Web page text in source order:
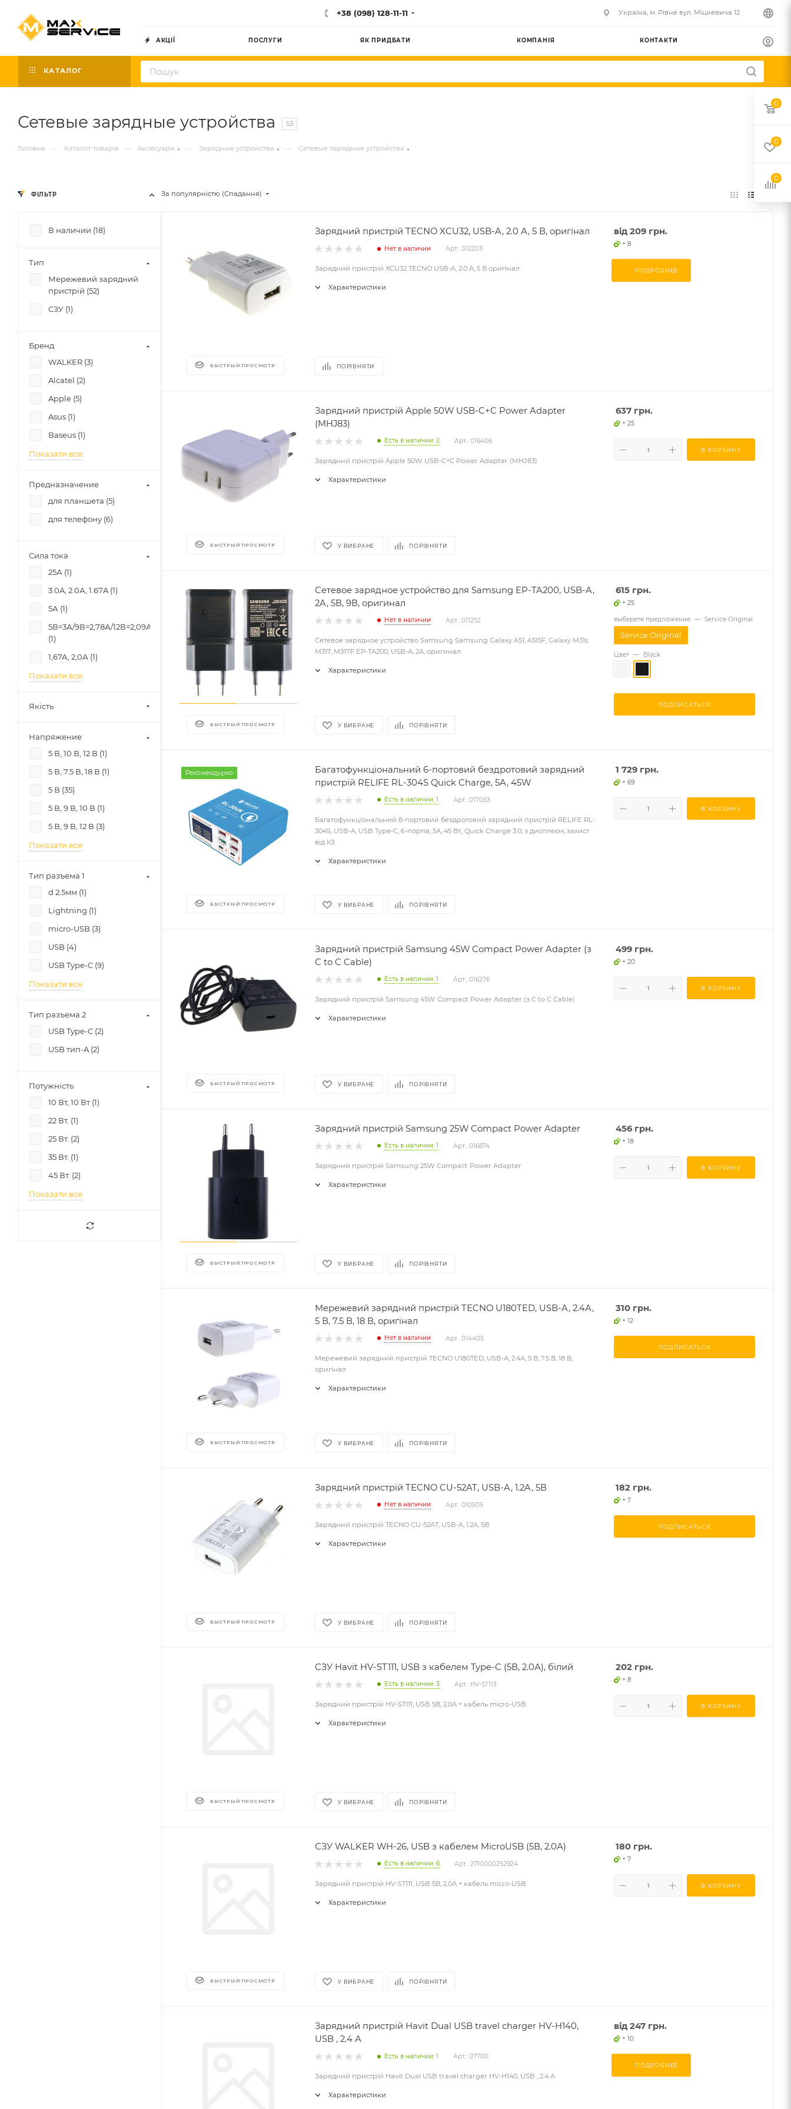
+38 (098) 128-11-11 Українa, м. Рівне вул. Міцкевича 12
АКЦІЇ ПОСЛУГИ ЯК ПРИДБАТИ КОМПАНІЯ КОНТАКТИ
КАТАЛОГ
Сетевые зарядные устройства 53
Головна — Каталог товарів — Аксесуари — Зарядные устройства — Сетевые зарядные устройства
За популярністю (Спадання)
БЫСТРЫЙ ПРОСМОТР
Зарядний пристрій TECNO XCU32, USB-A, 2.0 А, 5 В, оригінал
Нет в наличии Арт.: 012203
Зарядний пристрій XCU32 TECNO USB-A, 2.0 А, 5 В оригінал
Характеристики
ПОРІВНЯТИ
від 209 грн.
+ 8
ПОДРОБНЕЕ
БЫСТРЫЙ ПРОСМОТР
Зарядний пристрій Apple 50W USB-C+C Power Adapter
(MHJ83)
Есть в наличии: 2 Арт.: 016406
Зарядний пристрій Apple 50W USB-C+C Power Adapter (MHJ83)
Характеристики
У ВИБРАНЕ ПОРІВНЯТИ
637 грн.
+ 25
В КОРЗИНУ
БЫСТРЫЙ ПРОСМОТР
Сетевое зарядное устройство для Samsung EP-TA200, USB-A,
2A, 5В, 9В, оригинал
Нет в наличии Арт.: 011252
Сетевое зарядное устройство Samsung Samsung Galaxy A51, A515F, Galaxy M31s
M317, M317F EP-TA200, USB-A, 2A, оригинал
Характеристики
У ВИБРАНЕ ПОРІВНЯТИ
615 грн.
+ 25
выберете предложение — Service Original
Service Original
Цвет — Black
ПОДПИСАТЬСЯ
Рекомендуємо
БЫСТРЫЙ ПРОСМОТР
Багатофункціональний 6-портовий бездротовий зарядний
пристрій RELIFE RL-304S Quick Charge, 5A, 45W
Есть в наличии: 1 Арт.: 017063
Багатофункціональний 8-портовий бездротовий зарядний пристрій RELIFE RL-
304S, USB-A, USB Type-C, 6-портів, 5А, 45 Вт., Quick Charge 3.0, з дисплеєм, захист
від КЗ
Характеристики
У ВИБРАНЕ ПОРІВНЯТИ
1 729 грн.
+ 69
В КОРЗИНУ
БЫСТРЫЙ ПРОСМОТР
Зарядний пристрій Samsung 45W Compact Power Adapter (з
C to C Cable)
Есть в наличии: 1 Арт.: 016276
Зарядний пристрій Samsung 45W Compact Power Adapter (з C to C Cable)
Характеристики
У ВИБРАНЕ ПОРІВНЯТИ
499 грн.
+ 20
В КОРЗИНУ
БЫСТРЫЙ ПРОСМОТР
Зарядний пристрій Samsung 25W Compact Power Adapter
Есть в наличии: 1 Арт.: 016674
Зарядний пристрій Samsung 25W Compact Power Adapter
Характеристики
У ВИБРАНЕ ПОРІВНЯТИ
456 грн.
+ 18
В КОРЗИНУ
БЫСТРЫЙ ПРОСМОТР
Мережевий зарядний пристрій TECNO U180TED, USB-A, 2.4А,
5 В, 7.5 В, 18 В, оригінал
Нет в наличии Арт.: 014405
Мережевий зарядний пристрій TECNO U180TED, USB-A, 2.4А, 5 В, 7.5 В, 18 В,
оригінал
Характеристики
У ВИБРАНЕ ПОРІВНЯТИ
310 грн.
+ 12
ПОДПИСАТЬСЯ
БЫСТРЫЙ ПРОСМОТР
Зарядний пристрій TECNO CU-52AT, USB-A, 1.2A, 5В
Нет в наличии Арт.: 010505
Зарядний пристрій TECNO CU-52AT, USB-A, 1.2A, 5В
Характеристики
У ВИБРАНЕ ПОРІВНЯТИ
182 грн.
+ 7
ПОДПИСАТЬСЯ
БЫСТРЫЙ ПРОСМОТР
СЗУ Havit HV-ST111, USB з кабелем Type-C (5В, 2.0А), білий
Есть в наличии: 3 Арт.: HV-ST113
Зарядний пристрій HV-ST111, USB 5В, 2.0А + кабель micro-USB
Характеристики
У ВИБРАНЕ ПОРІВНЯТИ
202 грн.
+ 8
В КОРЗИНУ
БЫСТРЫЙ ПРОСМОТР
СЗУ WALKER WH-26, USB з кабелем MicroUSB (5В, 2.0А)
Есть в наличии: 6 Арт.: 2710000252924
Зарядний пристрій HV-ST111, USB 5В, 2.0А + кабель micro-USB
Характеристики
У ВИБРАНЕ ПОРІВНЯТИ
180 грн.
+ 7
В КОРЗИНУ
Зарядний пристрій Havit Dual USB travel charger HV-H140,
USB , 2.4 А
Есть в наличии: 1 Арт.: 07700
Зарядний пристрій Havit Dual USB travel charger HV-H140, USB , 2.4 А
Характеристики
від 247 грн.
+ 10
ПОДРОБНЕЕ
ФІЛЬТР
В наличии (18)
Тип
Мережевий зарядний
пристрій (52)
СЗУ (1)
Бренд
WALKER (3)
Alcatel (2)
Apple (5)
Asus (1)
Baseus (1)
Показати все
Предназначение
для планшета (5)
для телефону (6)
Сила тока
25А (1)
3.0A, 2.0А, 1.67A (1)
5А (1)
5В=3А/9В=2,78А/12В=2,09А
(1)
1,67А, 2,0А (1)
Показати все
Якість
Напряжение
5 В, 10 В, 12 В (1)
5 В, 7.5 В, 18 В (1)
5 В (35)
5 В, 9 В, 10 В (1)
5 В, 9 В, 12 В (3)
Показати все
Тип разъема 1
d 2.5мм (1)
Lightning (1)
micro-USB (3)
USB (4)
USB Type-C (9)
Показати все
Тип разъема 2
USB Type-C (2)
USB тип-A (2)
Потужність
10 Вт, 10 Вт (1)
22 Вт. (1)
25 Вт. (2)
35 Вт. (1)
45 Вт. (2)
Показати все
0
0